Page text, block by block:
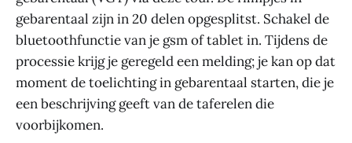
gebarentaal zijn in 20 delen opgesplitst. Schakel de
bluetoothfunctie van je gsm of tablet in. Tijdens de
processie krijg je geregeld een melding; je kan op dat
moment de toelichting in gebarentaal starten, die je
een beschrijving geeft van de taferelen die
voorbijkomen.